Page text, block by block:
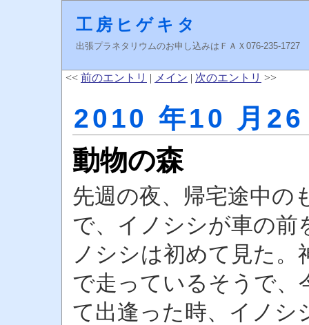
工房ヒゲキタ
出張プラネタリウムのお申し込みはＦＡＸ076-235-
<< 前のエントリ | メイン | 次のエントリ >>
2010 年10 月
動物の森
先週の夜、帰宅途中の
で、イノシシが車の前
ノシシは初めて見た
で走っているそうで、
て出逢った時、イノシ